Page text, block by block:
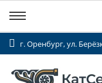
г. Оренбург, ул.